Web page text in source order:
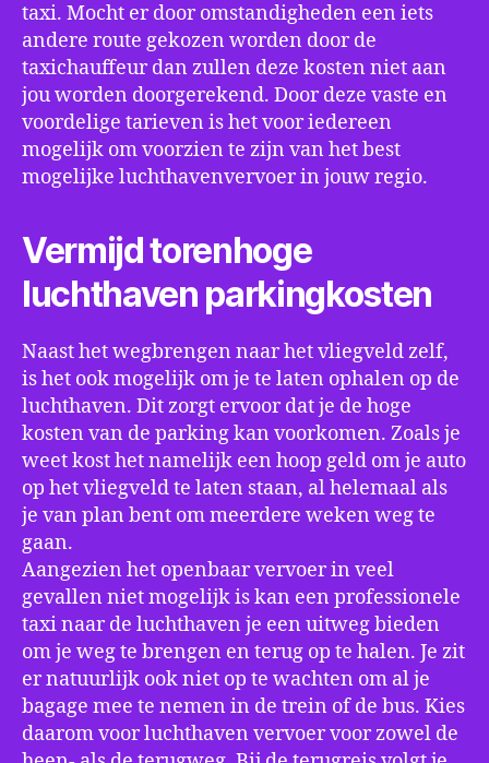
taxi. Mocht er door omstandigheden een iets
andere route gekozen worden door de
taxichauffeur dan zullen deze kosten niet aan
jou worden doorgerekend. Door deze vaste en
voordelige tarieven is het voor iedereen
mogelijk om voorzien te zijn van het best
mogelijke luchthavenvervoer in jouw regio.
Vermijd torenhoge
luchthaven parkingkosten
Naast het wegbrengen naar het vliegveld zelf,
is het ook mogelijk om je te laten ophalen op de
luchthaven. Dit zorgt ervoor dat je de hoge
kosten van de parking kan voorkomen. Zoals je
weet kost het namelijk een hoop geld om je auto
op het vliegveld te laten staan, al helemaal als
je van plan bent om meerdere weken weg te
gaan.
Aangezien het openbaar vervoer in veel
gevallen niet mogelijk is kan een professionele
taxi naar de luchthaven je een uitweg bieden
om je weg te brengen en terug op te halen. Je zit
er natuurlijk ook niet op te wachten om al je
bagage mee te nemen in de trein of de bus. Kies
daarom voor luchthaven vervoer voor zowel de